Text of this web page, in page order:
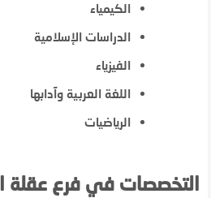
الكيمياء
الدراسات الإسلامية
الفيزياء
اللغة العربية وآدابها
الرياضيات
التخصصات في فرع عقلة